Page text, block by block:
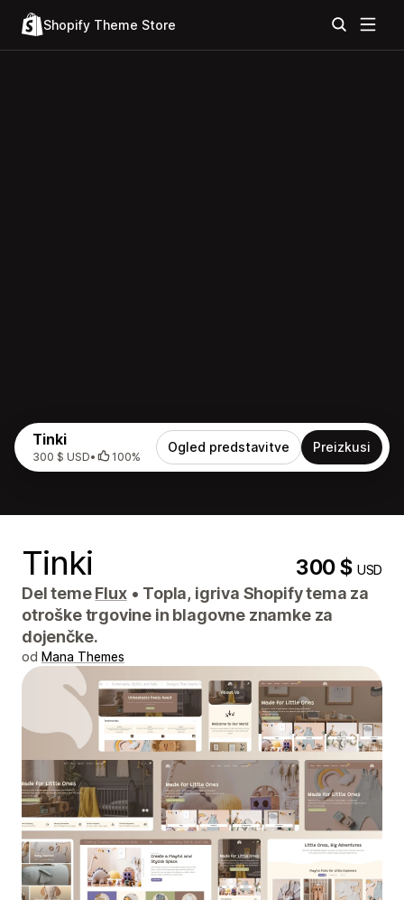
Shopify Theme Store
Tinki
300 $ USD• 100%
Ogled predstavitve Preizkusi
Tinki 300 $USD
Del temeFlux • Topla, igriva Shopify tema za
otroške trgovine in blagovne znamke za
dojenčke.
od Mana Themes